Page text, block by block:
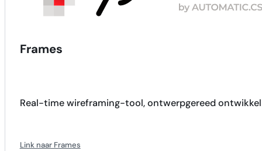
Frames
Real-time wireframing-tool, ontwerpgereed
Link naar Frames